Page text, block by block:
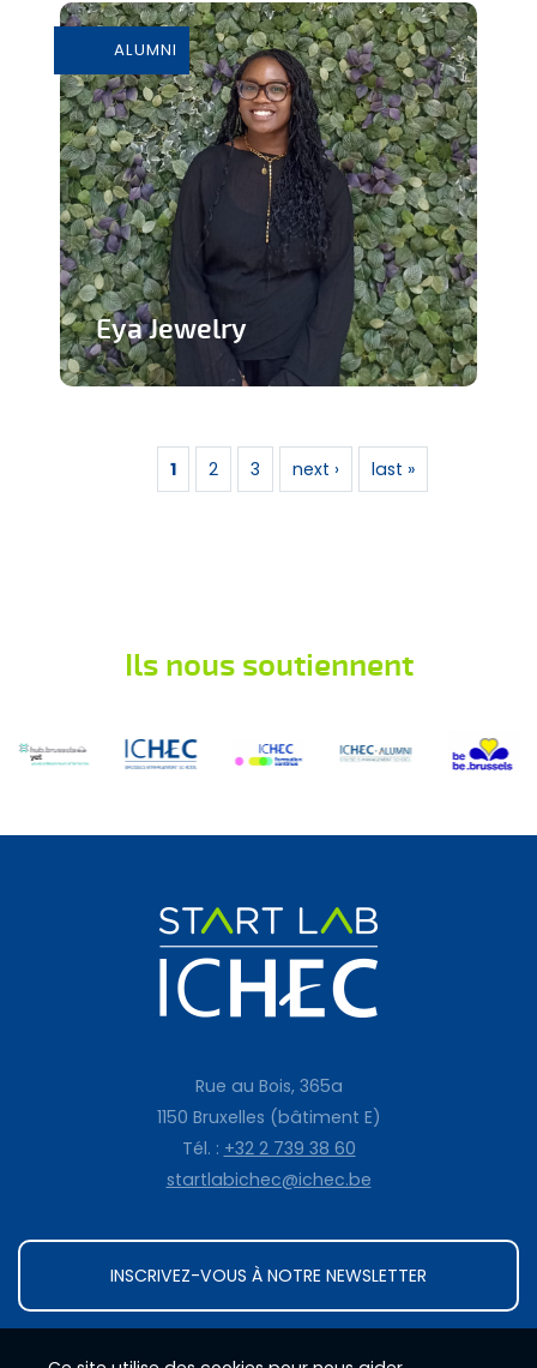
grillons
En savoir plus
ALUMNI
Eya Jewelry
En savoir plus
1 2 3 next › last »
Ils nous soutiennent
Rue au Bois, 365a
1150 Bruxelles (bâtiment E)
Tél. : +32 2 739 38 60
startlabichec@ichec.be
INSCRIVEZ-VOUS À NOTRE NEWSLETTER